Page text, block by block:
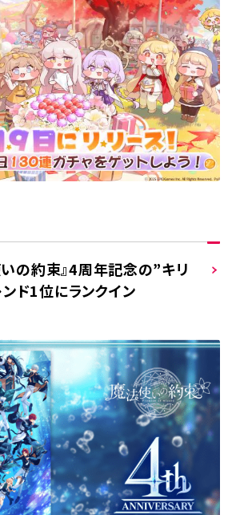
の約束』4周年記念の”キリ
ド1位にランクイン